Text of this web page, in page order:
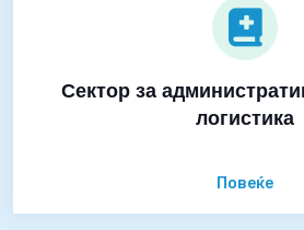
Сектор за
логистика
Повеќе